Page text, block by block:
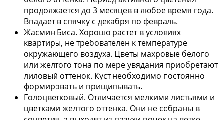
продолжается до 3 месяцев в любое время года.
Впадает в спячку с декабря по февраль.
Жасмин Биса. Хорошо растет в условиях
квартиры, не требователен к температуре
окружающего воздуха. Цветы махровые белого
или желтого тона по мере увядания приобретают
лиловый оттенок. Куст необходимо постоянно
формировать и прищипывать.
Голоцветковый. Отличается мелкими листьями и
цветками желтого оттенка. Они не собраны в